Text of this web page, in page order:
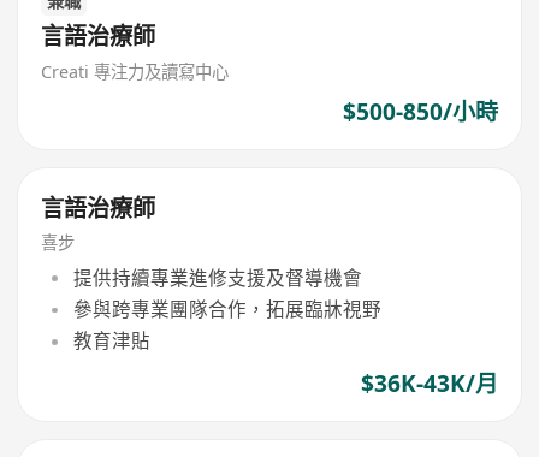
言語治療師
Creati 專注力及讀寫中心
$500-850/小時
言語治療師
喜步
提供持續專業進修支援及督導機會
參與跨專業團隊合作，拓展臨牀視野
教育津貼
$36K-43K/月